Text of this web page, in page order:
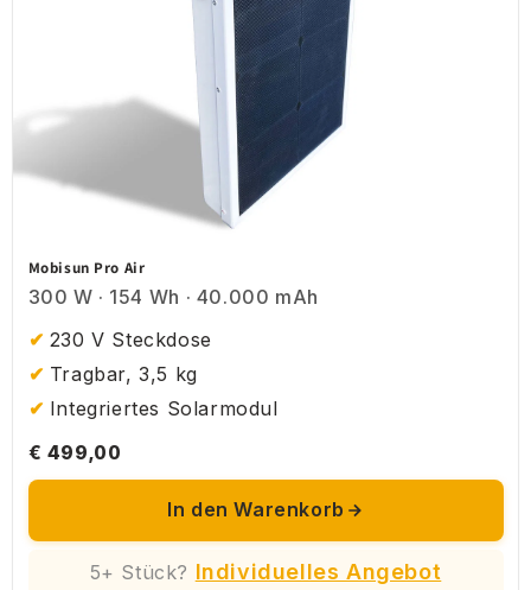
Mobisun Pro Air
300 W · 154 Wh · 40.000 mAh
230 V Steckdose
Tragbar, 3,5 kg
Integriertes Solarmodul
€ 499,00
In den Warenkorb
5+ Stück? Individuelles Angebot